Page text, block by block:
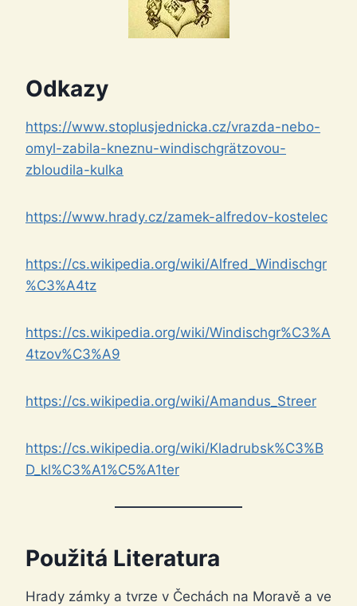
Odkazy
https://www.stoplusjednicka.cz/vrazda-nebo-
omyl-zabila-kneznu-windischgrätzovou-
zbloudila-kulka
https://www.hrady.cz/zamek-alfredov-kostelec
https://cs.wikipedia.org/wiki/Alfred_Windischgr
%C3%A4tz
https://cs.wikipedia.org/wiki/Windischgr%C3%A
4tzov%C3%A9
https://cs.wikipedia.org/wiki/Amandus_Streer
https://cs.wikipedia.org/wiki/Kladrubsk%C3%B
D_kl%C3%A1%C5%A1ter
Použitá Literatura
Hrady zámky a tvrze v Čechách na Moravě a ve